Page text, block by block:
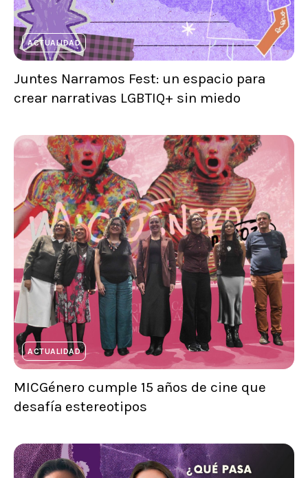
ACTUALIDAD
Juntes Narramos Fest: un espacio para
crear narrativas LGBTIQ+ sin miedo
ACTUALIDAD
MICGénero cumple 15 años de cine que
desafía estereotipos